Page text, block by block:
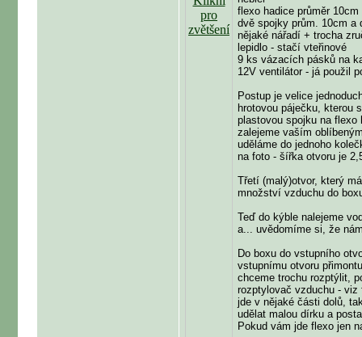
flexo hadice průměr 10cm
dvě spojky prům. 10cm a
nějaké nářadí + trocha
lepidlo - stačí vteřinové
9 ks vázacích pásků na
12V ventilátor - já použil
Postup je velice
hrotovou páječku, kterou
plastovou spojku na
zalejeme vaším
uděláme do jednoho
na foto - šířka otvoru je
Třetí (malý)otvor, který
množství vzduchu do
Teď do kýble nalejeme
a... uvědomíme si, že
Do boxu do vstupního
vstupnímu otvoru
chceme trochu rozptýlit,
rozptylovač vzduchu -
jde v nějaké části dolů,
udělat malou dírku a
Pokud vám jde flexo jen